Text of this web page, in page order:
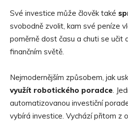
Své investice může člověk také
svobodně zvolit, kam své peníze
poměrně dost času a chuti se učit
finančním světě.
Nejmodernějším způsobem, jak
využít robotického poradce.
automatizovanou investiční
vybírá investice. Vychází přitom z